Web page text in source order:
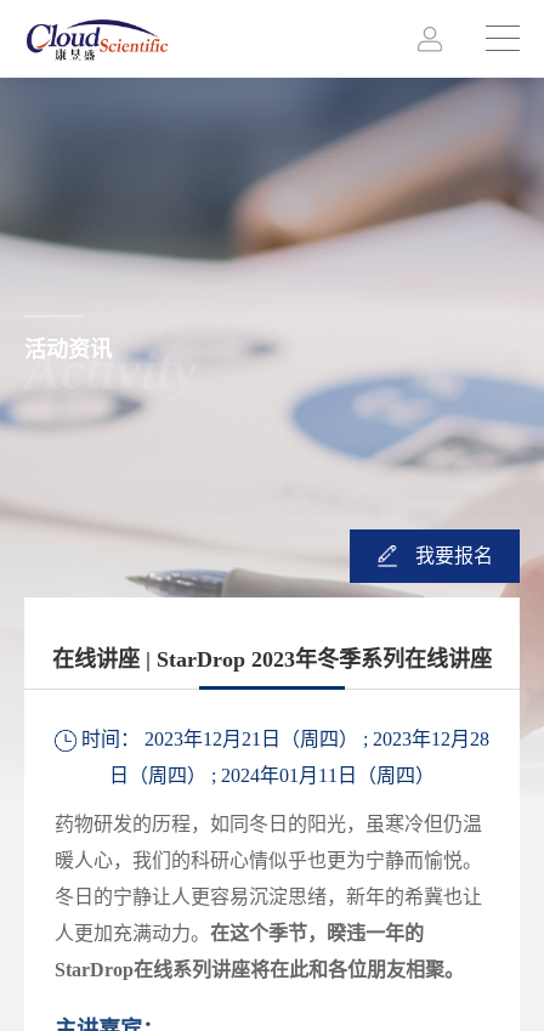
活动资讯
Activity
我要报名
在线讲座 | StarDrop 2023年冬季系列在线讲座
时间： 2023年12月21日（周四） ; 2023年12月28
日（周四） ; 2024年01月11日（周四）
药物研发的历程，如同冬日的阳光，虽寒冷但仍温
暖人心，我们的科研心情似乎也更为宁静而愉悦。
冬日的宁静让人更容易沉淀思绪，新年的希冀也让
人更加充满动力。 在这个季节，暌违一年的
StarDrop在线系列讲座将在此和各位朋友相聚。